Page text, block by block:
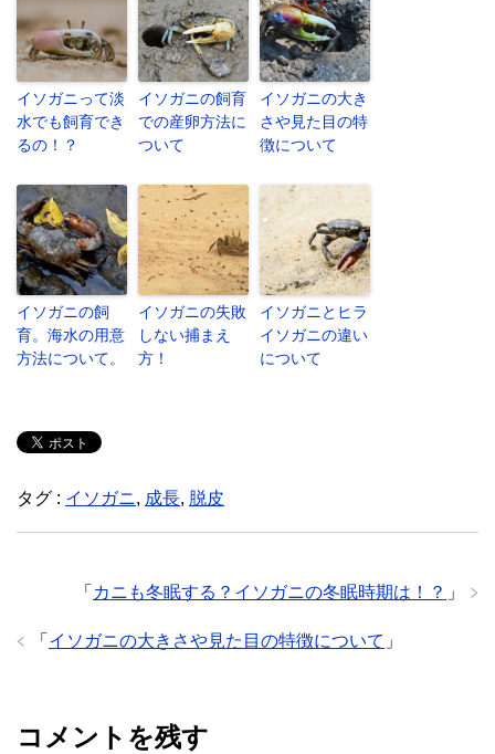
イソガニって淡
水でも飼育でき
るの！？
イソガニの飼育
での産卵方法に
ついて
イソガニの大き
さや見た目の特
徴について
イソガニの飼
育。海水の用意
方法について。
イソガニの失敗
しない捕まえ
方！
イソガニとヒラ
イソガニの違い
について
タグ : イソガニ, 成長, 脱皮
「 カニも冬眠する？イソガニの冬眠時期は！？ 」
「 イソガニの大きさや見た目の特徴について 」
コメントを残す